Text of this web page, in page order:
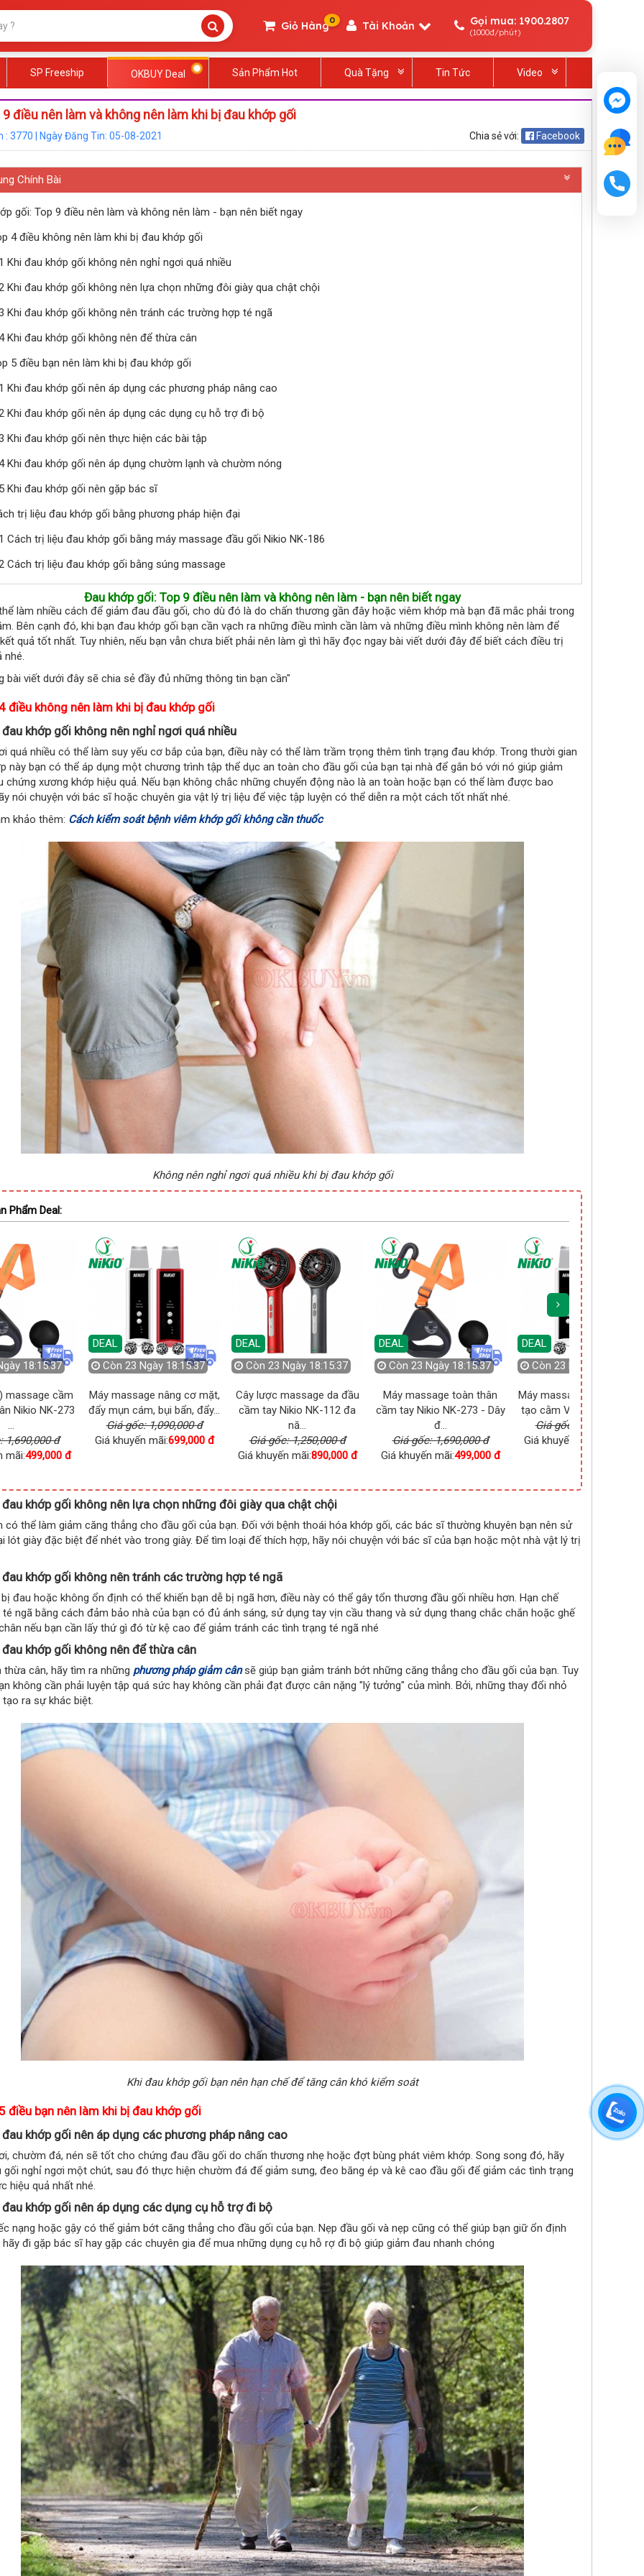
Giỏ Hàng0 Tài Khoản Gọi mua: 1900.2807
(1000đ/phút)
SP Freeship OKBUY Deal Sản Phẩm Hot Quà Tặng Tin Tức Video
9 điều nên làm và không nên làm khi bị đau khớp gối
: 3770 | Ngày Đăng Tin: 05-08-2021 Chia sẻ với: Facebook
Chính Bài
gối: Top 9 điều nên làm và không nên làm - bạn nên biết ngay
4 điều không nên làm khi bị đau khớp gối
Khi đau khớp gối không nên nghỉ ngơi quá nhiều
Khi đau khớp gối không nên lựa chọn những đôi giày qua chật chội
Khi đau khớp gối không nên tránh các trường hợp té ngã
Khi đau khớp gối không nên để thừa cân
5 điều bạn nên làm khi bị đau khớp gối
Khi đau khớp gối nên áp dụng các phương pháp nâng cao
Khi đau khớp gối nên áp dụng các dụng cụ hỗ trợ đi bộ
Khi đau khớp gối nên thực hiện các bài tập
Khi đau khớp gối nên áp dụng chườm lạnh và chườm nóng
Khi đau khớp gối nên gặp bác sĩ
trị liệu đau khớp gối bằng phương pháp hiện đại
Cách trị liệu đau khớp gối bằng máy massage đầu gối Nikio NK-186
Cách trị liệu đau khớp gối bằng súng massage
Đau khớp gối: Top 9 điều nên làm và không nên làm - bạn nên biết ngay
làm nhiều cách để giảm đau đầu gối, cho dù đó là do chấn thương gần đây hoặc viêm khớp mà bạn đã mắc phải trong
Bên cạnh đó, khi bạn đau khớp gối bạn cần vạch ra những điều mình cần làm và những điều mình không nên làm để
quả tốt nhất. Tuy nhiên, nếu bạn vẫn chưa biết phải nên làm gì thì hãy đọc ngay bài viết dưới đây để biết cách điều trị
nhé.
bài viết dưới đây sẽ chia sẻ đầy đủ những thông tin bạn cần"
điều không nên làm khi bị đau khớp gối
đau khớp gối không nên nghỉ ngơi quá nhiều
quá nhiều có thể làm suy yếu cơ bắp của bạn, điều này có thể làm trầm trọng thêm tình trạng đau khớp. Trong thười gian
này bạn có thể áp dụng một chương trình tập thể dục an toàn cho đầu gối của bạn tại nhà để gắn bó với nó giúp giảm
chứng xương khớp hiệu quả. Nếu bạn không chắc những chuyển động nào là an toàn hoặc bạn có thể làm được bao
nói chuyện với bác sĩ hoặc chuyên gia vật lý trị liệu để việc tập luyện có thể diễn ra một cách tốt nhất nhé.
khảo thêm: Cách kiểm soát bệnh viêm khớp gối không cần thuốc
Không nên nghỉ ngơi quá nhiều khi bị đau khớp gối
Phẩm Deal:
18:15:35
nâng cơ mặt,
bụi bẩn, đẩy...
đ
699,000 đ
DEAL
Còn23 Ngày 18:15:35
Cây lược massage da đầu
cầm tay Nikio NK-112 đa
nă...
Giá gốc: 1,250,000 đ
DEAL
Còn23 Ngày 18:15:35
Máy massage toàn thân
cầm tay Nikio NK-273 - Dây
đ...
Giá gốc: 1,690,000 đ
Giá khuyến mãi:499,000 đ
DEAL
Còn23 Ngày 18:15:57
Máy massage nâng cơ mặt,
tạo cằm Vline và cà sủi d...
Giá gốc: 1,090,000 đ
Giá khuyến mãi:699,000 đ
DEAL
Còn23 Ngày 18:15:57
Súng (máy) massage cầm
tay toàn thân Nikio NK-273
Giá gốc: 1,690,000 đ
Giá khuyến mãi:
đau khớp gối không nên lựa chọn những đôi giày qua chật chội
có thể làm giảm căng thẳng cho đầu gối của bạn. Đối với bệnh thoái hóa khớp gối, các bác sĩ thường khuyên bạn nên sử
lót giày đặc biệt để nhét vào trong giày. Để tìm loại đế thích hợp, hãy nói chuyện với bác sĩ của bạn hoặc một nhà vật lý trị
đau khớp gối không nên tránh các trường hợp té ngã
đau hoặc không ổn định có thể khiến bạn dễ bị ngã hơn, điều này có thể gây tổn thương đầu gối nhiều hơn. Hạn chế
ngã bằng cách đảm bảo nhà của bạn có đủ ánh sáng, sử dụng tay vịn cầu thang và sử dụng thang chắc chắn hoặc ghế
nếu bạn cần lấy thứ gì đó từ kệ cao để giảm tránh các tình trạng té ngã nhé
đau khớp gối không nên để thừa cân
thừa cân, hãy tìm ra những phương pháp giảm cânsẽ giúp bạn giảm tránh bớt những căng thẳng cho đầu gối của bạn. Tuy
không cần phải luyện tập quá sức hay không cần phải đạt được cân nặng "lý tưởng" của mình. Bởi, những thay đổi nhỏ
tạo ra sự khác biệt.
Khi đau khớp gối bạn nên hạn chế để tăng cân khó kiểm soát
điều bạn nên làm khi bị đau khớp gối
đau khớp gối nên áp dụng các phương pháp nâng cao
chườm đá, nén sẽ tốt cho chứng đau đầu gối do chấn thương nhẹ hoặc đợt bùng phát viêm khớp. Song song đó, hãy
gối nghỉ ngơi một chút, sau đó thực hiện chườm đá để giảm sưng, đeo băng ép và kê cao đầu gối để giảm các tình trạng
hiệu quả nhất nhé.
đau khớp gối nên áp dụng cácdụng cụ hỗ trợ đi bộ
nạng hoặc gậy có thể giảm bớt căng thẳng cho đầu gối của bạn. Nẹp đầu gối và nẹp cũng có thể giúp bạn giữ ổn định
hãy đi gặp bác sĩ hay gặp các chuyên gia để mua những dụng cụ hỗ rợ đi bộ giúp giảm đau nhanh chóng